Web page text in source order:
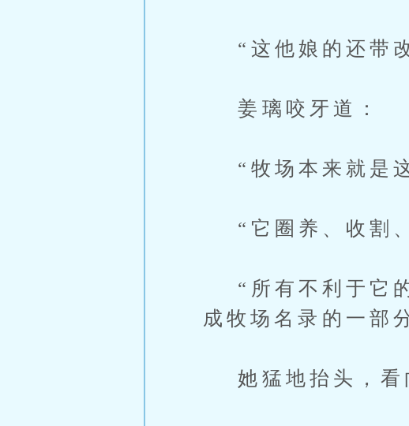
“这他娘的还带
姜璃咬牙道：
“牧场本来就是
“它圈养、收割
“所有不利于它的
成牧场名录的一部
她猛地抬头，看